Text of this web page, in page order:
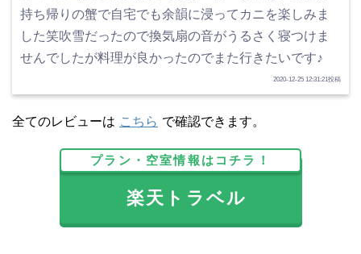
持ち帰りの蟹で自宅でも余韻に浸ってカニを楽しみま
した笑吹雪だったので換気扇の音がうるさく寝つけま
せんでしたが料理が良かったのでまた行きたいです♪
2020-12-25 12:31:21投稿
全てのレビューは こちら で確認できます。
プラン・空室情報はコチラ！
楽天トラベル